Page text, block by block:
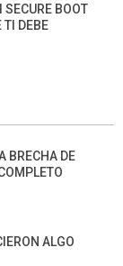
SECURE BOOT
TI DEBE
BRECHA DE
ALGO